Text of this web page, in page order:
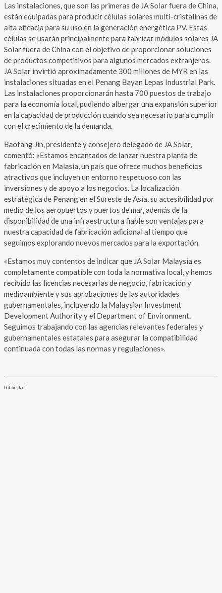
Las instalaciones, que son las primeras de JA Solar fuera de China,
están equipadas para producir células solares multi-cristalinas de
alta eficacia para su uso en la generación energética PV. Estas
células se usarán principalmente para fabricar módulos solares JA
Solar fuera de China con el objetivo de proporcionar soluciones
de productos competitivos para algunos mercados extranjeros.
JA Solar invirtió aproximadamente 300 millones de MYR en las
instalaciones situadas en el Penang Bayan Lepas Industrial Park.
Las instalaciones proporcionarán hasta 700 puestos de trabajo
para la economía local, pudiendo albergar una expansión superior
en la capacidad de producción cuando sea necesario para cumplir
con el crecimiento de la demanda.
Baofang Jin, presidente y consejero delegado de JA Solar,
comentó: «Estamos encantados de lanzar nuestra planta de
fabricación en Malasia, un país que ofrece muchos beneficios
atractivos que incluyen un entorno respetuoso con las
inversiones y de apoyo a los negocios. La localización
estratégica de Penang en el Sureste de Asia, su accesibilidad por
medio de los aeropuertos y puertos de mar, además de la
disponibilidad de una infraestructura fiable son ventajas para
nuestra capacidad de fabricación adicional al tiempo que
seguimos explorando nuevos mercados para la exportación.
«Estamos muy contentos de indicar que JA Solar Malaysia es
completamente compatible con toda la normativa local, y hemos
recibido las licencias necesarias de negocio, fabricación y
medioambiente y sus aprobaciones de las autoridades
gubernamentales, incluyendo la Malaysian Investment
Development Authority y el Department of Environment.
Seguimos trabajando con las agencias relevantes federales y
gubernamentales estatales para asegurar la compatibilidad
continuada con todas las normas y regulaciones».
Publicidad